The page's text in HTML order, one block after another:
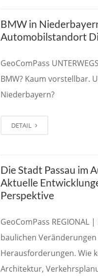
BMW in
Automobilstandort
GeoComPass
BMW? Kaum vorstellbar.
Niederbayern?
DETAIL
Die Stadt Passau im
Aktuelle
Perspektive
GeoComPass
baulichen
Herausforderungen. Wie
Architektur,